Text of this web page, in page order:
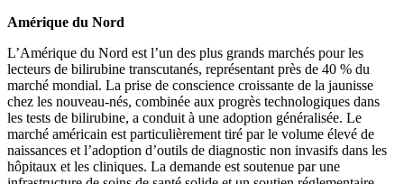
Amérique du Nord
L’Amérique du Nord est l’un des plus grands marchés pour les
lecteurs de bilirubine transcutanés, représentant près de 40 % du
marché mondial. La prise de conscience croissante de la jaunisse
chez les nouveau-nés, combinée aux progrès technologiques dans
les tests de bilirubine, a conduit à une adoption généralisée. Le
marché américain est particulièrement tiré par le volume élevé de
naissances et l’adoption d’outils de diagnostic non invasifs dans les
hôpitaux et les cliniques. La demande est soutenue par une